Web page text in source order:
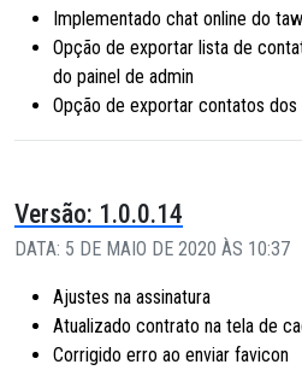
Implementado chat online do
Opção de exportar lista de
do painel de admin
Opção de exportar contatos
Versão: 1.0.0.14
DATA: 5 DE MAIO DE 2020 ÀS 10:37
Ajustes na assinatura
Atualizado contrato na tela de
Corrigido erro ao enviar favicon